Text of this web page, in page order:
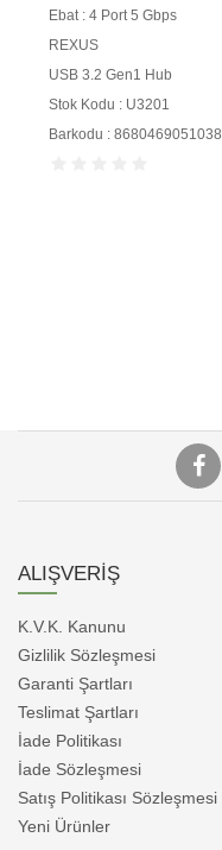
Ebat : 4 Port 5 Gbps
REXUS
USB 3.2 Gen1 Hub
Stok Kodu : U3201
Barkodu : 8680469051038
ALIŞVERİŞ
K.V.K. Kanunu
Gizlilik Sözleşmesi
Garanti Şartları
Teslimat Şartları
İade Politikası
İade Sözleşmesi
Satış Politikası Sözleşmesi
Yeni Ürünler